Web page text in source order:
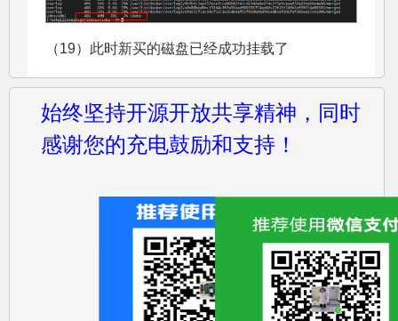
（19）此时新买的磁盘已经成功挂载了
始终坚持开源开放共享精神，同时
感谢您的充电鼓励和支持！